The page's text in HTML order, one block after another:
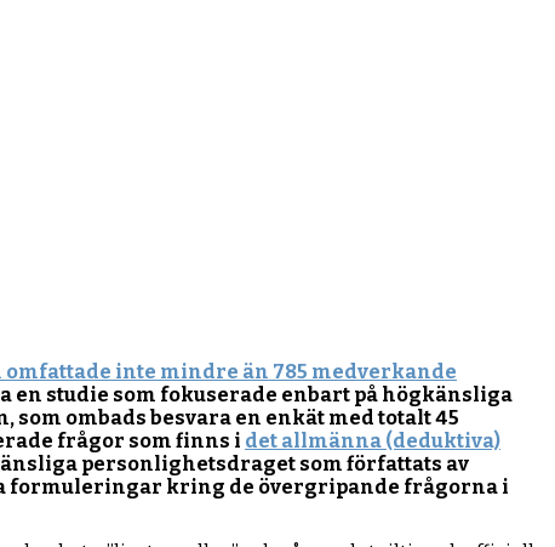
inte mindre än 785 medverkande
en studie som fokuserade enbart på högkänsliga
ombads besvara en enkät med totalt 45
frågor som finns i det allmänna (deduktiva)
personlighetsdraget som författats av
formuleringar kring de övergripande frågorna i